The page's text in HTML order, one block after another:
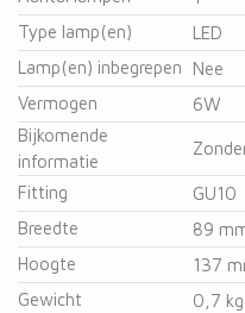
Type lamp(en)
LED
Lamp(en) inbegrepen
Nee
Vermogen
6W
Bijkomende
informatie
Fitting
GU10
Breedte
89
Hoogte
137
Gewicht
0,7 kg